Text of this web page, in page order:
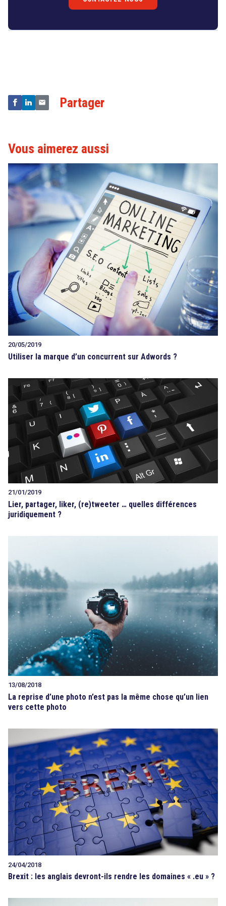
l’espace communautaire.
Partager
Vous aimerez aussi
20/05/2019
Utiliser la marque d’un concurrent sur Adwords ?
21/01/2019
Lier, partager, liker, (re)tweeter … quelles différences
juridiquement ?
13/08/2018
La reprise d’une photo n’est pas la même chose qu’un lien
vers cette photo
24/04/2018
Brexit : les anglais devront-ils rendre les domaines « .eu » ?